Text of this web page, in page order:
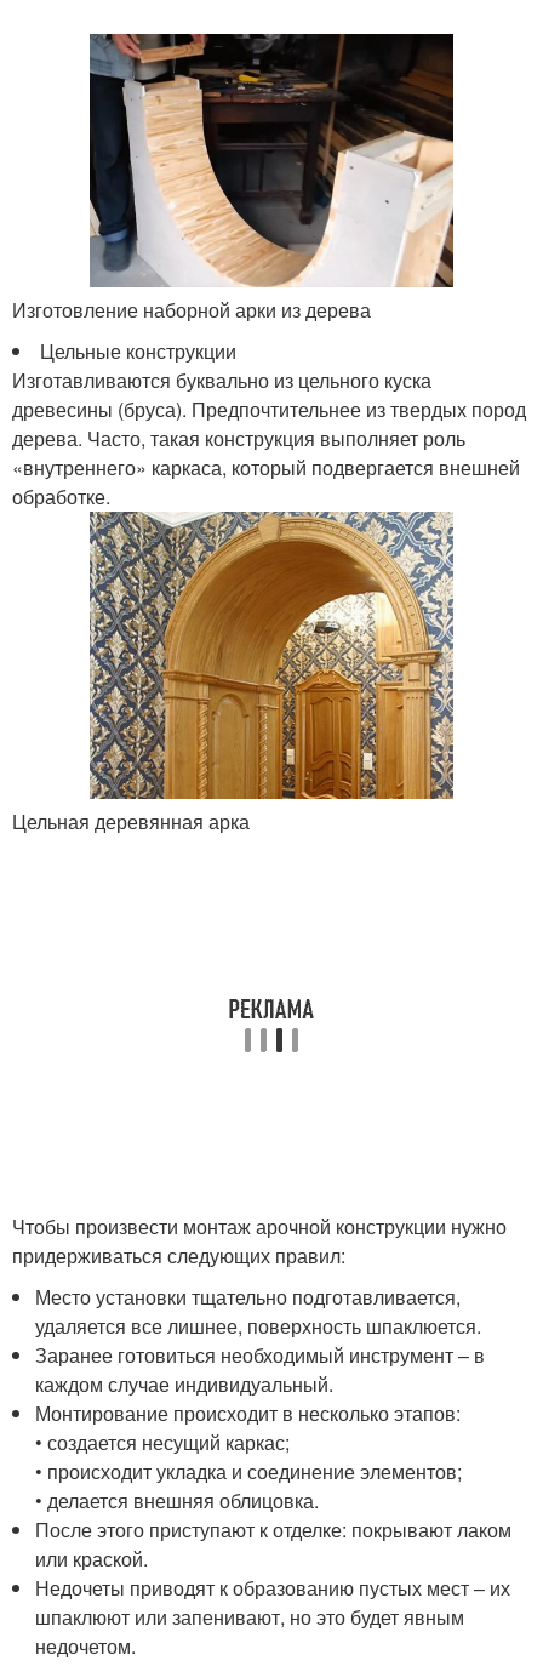
Изготовление наборной арки из дерева
Цельные конструкции
Изготавливаются буквально из цельного куска
древесины (бруса). Предпочтительнее из твердых пород
дерева. Часто, такая конструкция выполняет роль
«внутреннего» каркаса, который подвергается внешней
обработке.
Цельная деревянная арка
Чтобы произвести монтаж арочной конструкции нужно
придерживаться следующих правил:
Место установки тщательно подготавливается,
удаляется все лишнее, поверхность шпаклюется.
Заранее готовиться необходимый инструмент – в
каждом случае индивидуальный.
Монтирование происходит в несколько этапов:
• создается несущий каркас;
• происходит укладка и соединение элементов;
• делается внешняя облицовка.
После этого приступают к отделке: покрывают лаком
или краской.
Недочеты приводят к образованию пустых мест – их
шпаклюют или запенивают, но это будет явным
недочетом.